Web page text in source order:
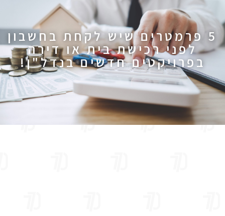
5 פרמטרים שיש לקחת בחשבון
לפני רכישת בית או דירה
בפרויקטים חדשים בנדל"ן!